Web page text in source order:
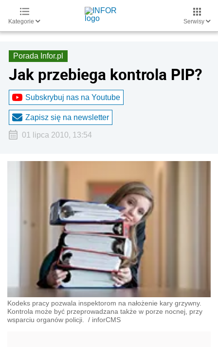
Kategorie Serwisy
Porada Infor.pl
Jak przebiega kontrola PIP?
Subskrybuj nas na Youtube
Zapisz się na newsletter
01 lipca 2010, 13:54
Kodeks pracy pozwala inspektorom na nałożenie kary grzywny.
Kontrola może być przeprowadzana także w porze nocnej, przy
wsparciu organów policji.
/ inforCMS